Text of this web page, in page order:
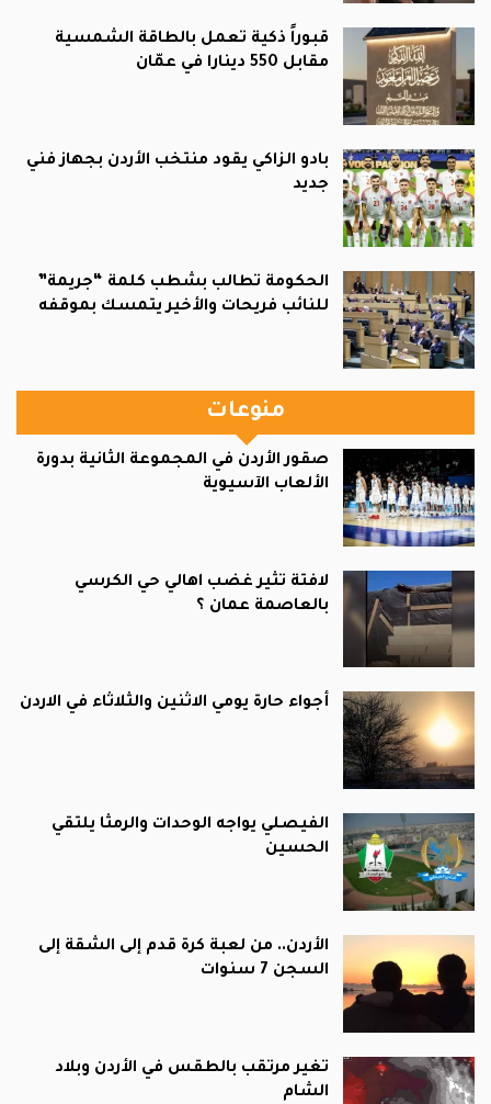
قبوراً ذكية تعمل بالطاقة الشمسية
مقابل 550 دينارا في عمّان
بادو الزاكي يقود منتخب الأردن بجهاز فني
جديد
الحكومة تطالب بشطب كلمة “جريمة”
للنائب فريحات والأخير يتمسك بموقفه
منوعات
صقور الأردن في المجموعة الثانية بدورة
الألعاب الآسيوية
لافتة تثير غضب اهالي حي الكرسي
بالعاصمة عمان ؟
أجواء حارة يومي الاثنين والثلاثاء في الاردن
الفيصلي يواجه الوحدات والرمثا يلتقي
الحسين
الأردن.. من لعبة كرة قدم إلى الشقة إلى
السجن 7 سنوات
تغير مرتقب بالطقس في الأردن وبلاد
الشام